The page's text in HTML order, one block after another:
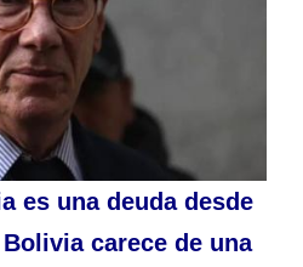
es una deuda desde
Bolivia carece de una